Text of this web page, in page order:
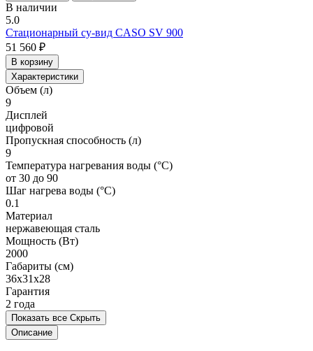
В наличии
5.0
Стационарный су-вид CASO SV 900
51 560 ₽
В корзину
Характеристики
Объем (л)
9
Дисплей
цифровой
Пропускная способность (л)
9
Температура нагревания воды (°C)
от 30 до 90
Шаг нагрева воды (°C)
0.1
Материал
нержавеющая сталь
Мощность (Вт)
2000
Габариты (см)
36х31х28
Гарантия
2 года
Показать все Скрыть
Описание